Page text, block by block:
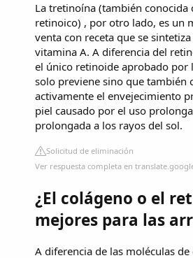
La tretinoína (también conocida
retinoico) , por otro lado, es un
venta con receta que se
vitamina A. A diferencia del
el único retinoide aprobado por
solo previene sino que también
activamente el envejecimiento
piel causado por el uso
prolongada a los rayos del sol.
Solicitud de eliminación
Ver respuesta completa en
¿El colágeno o el
mejores para las
A diferencia de las moléculas de